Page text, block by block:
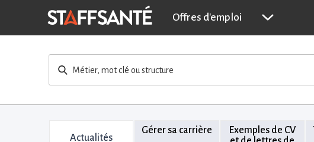
Offres d'emploi
Métier, mot clé ou structure
Actualités
Gérer sa carrière
Exemples de CV